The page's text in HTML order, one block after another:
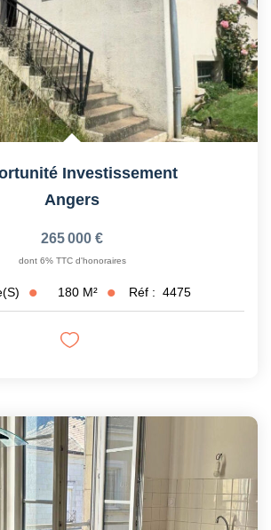
Investissement
Angers
265 000 €
dont 6% TTC d'honoraires
180 M² Réf : 4475